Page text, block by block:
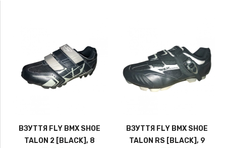
ВЗУТТЯ FLY BMX SHOE
TALON 2 [BLACK], 8
ВЗУТТЯ FLY BMX SHOE
TALON RS [BLACK], 9